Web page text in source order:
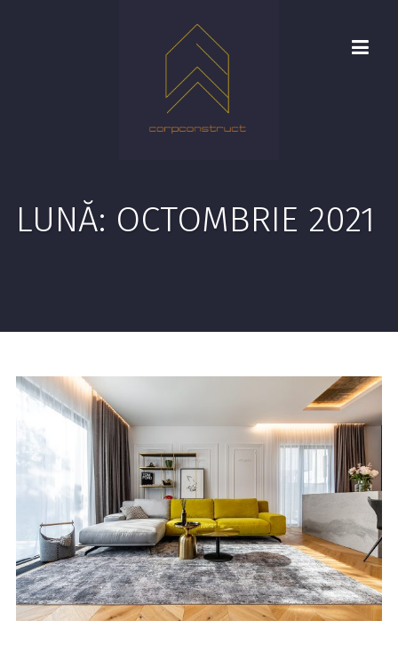
LUNĂ: OCTOMBRIE 2021